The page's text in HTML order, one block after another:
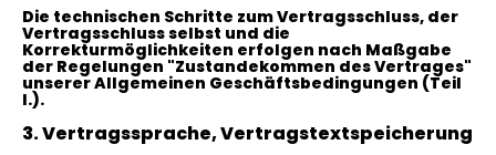
Die technischen Schritte zum Vertragsschluss, der
Vertragsschluss selbst und die
Korrekturmöglichkeiten erfolgen nach Maßgabe
der Regelungen "Zustandekommen des Vertrages"
unserer Allgemeinen Geschäftsbedingungen (Teil
I.).
3. Vertragssprache, Vertragstextspeicherung